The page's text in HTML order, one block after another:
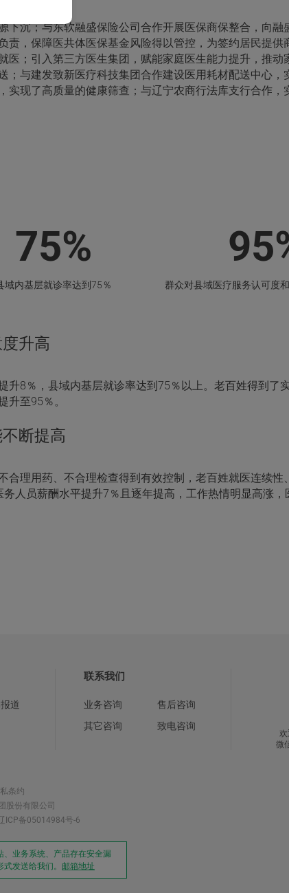
沉；与东软融盛保险公司合作开展医保商保整合，向融
，保障医共体医保基金风险得以管控，为签约居民提供
医；引入第三方医生集团，赋能家庭医生能力提升，推动
；与建发致新医疗科技集团合作建设医用耗材配送中心，
实现了高质量的健康筛查；与辽宁农商行法库支行合作，
75%
域内基层就诊率达到75％ 群众对县域医疗服务认可度
升高
升8％，县域内基层就诊率达到75％以上。老百姓得到了
升至95％。
断提高
合理用药、不合理检查得到有效控制，老百姓就医连续性
人员薪酬水平提升7％且逐年提高，工作热情明显高涨，
道
联系我们
业务咨询
售后咨询
其它咨询
致电咨询
微
条约
股份有限公司
ICP备05014984号-6
、业务系统、产品存在安全漏
发送给我们。 邮箱地址